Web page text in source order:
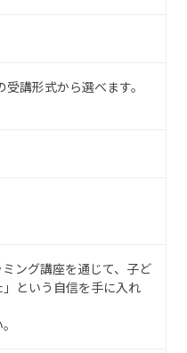
講形式から選べます。
ング講座を通じて、子ど
という自信を手に入れ